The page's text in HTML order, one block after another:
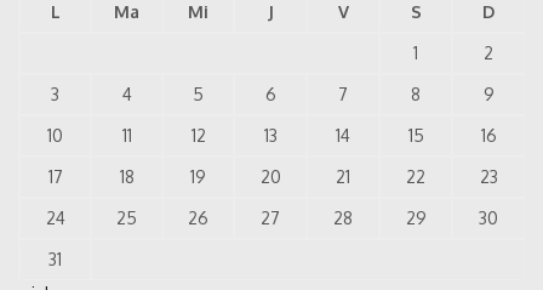
L Ma Mi J V S
D
1
2
3
4 5 6 7 8
9
10
11 12 13 14 15
16
17
18 19 20 21 22
23
24
25 26 27 28 29
30
31